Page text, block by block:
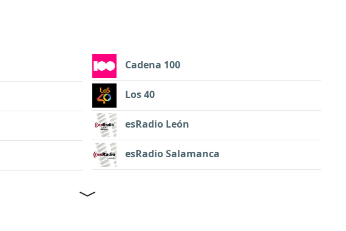
Cadena 100
Los 40
esRadio León
esRadio Salamanca